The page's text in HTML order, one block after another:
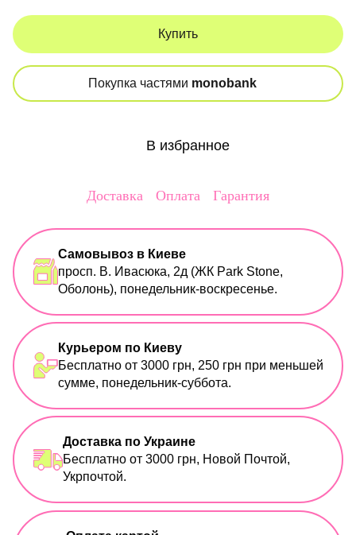
Купить
Покупка частями monobank
В избранное
Доставка Оплата Гарантия
Самовывоз в Киеве
просп. В. Ивасюка, 2д (ЖК Park Stone,
Оболонь), понедельник-воскресенье.
Курьером по Киеву
Бесплатно от 3000 грн, 250 грн при меньшей
сумме, понедельник-суббота.
Доставка по Украине
Бесплатно от 3000 грн, Новой Почтой,
Укрпочтой.